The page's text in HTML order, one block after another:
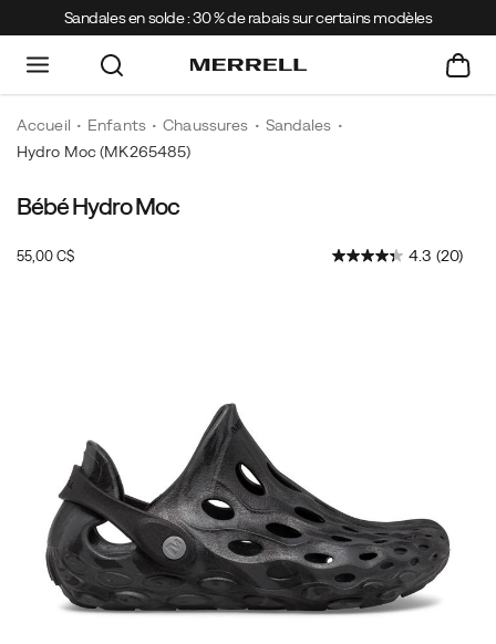
Sandales en solde : 30 % de rabais sur certains modèles
Accueil Enfants Chaussures
Sandales
Hydro Moc (MK265485)
Bébé Hydro Moc
55,00 C$InStock 4.3 (20)